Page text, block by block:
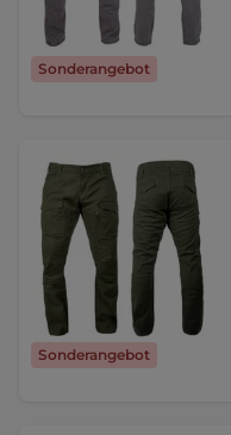
Sonderangebot
Sonderangebot